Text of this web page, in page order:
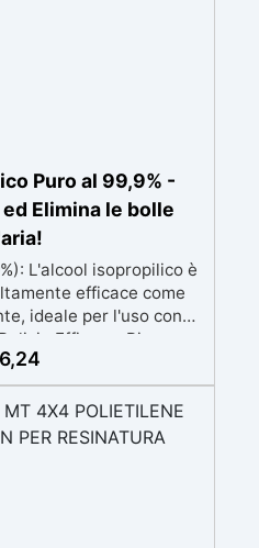
Puro al 99,9% -
Elimina le bolle
L'alcool isopropilico è
efficace come
ideale per l'uso con
Efficace: Rimuove
da resine e superfici
perfetto per preparare
✅ Effetti Decorativi:
a eliminare le bolle
6,24